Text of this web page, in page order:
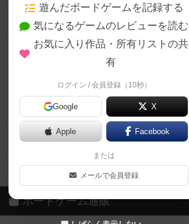
遊んだボードゲームを記録する
気になるゲームのレビューを読む
お気に入り作品・所有リストの共
有
ログイン / 会員登録（10秒）
Google X
Apple Facebook
または
メールで会員登録
ボードゲーム会情報
メカニクス特集
掲示板・トピックス
ボドとも・会員一覧
ボードゲーム業界コラム
ボドゲーマご利用案内
ボードゲーム通販